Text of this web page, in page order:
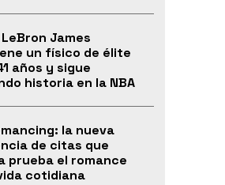
James
un físico de élite
años y sigue
historia en la NBA
la nueva
de citas que
prueba el romance
cotidiana